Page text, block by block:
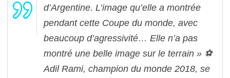
d’Argentine. L’image qu’elle a montrée
pendant cette Coupe du monde, avec
beaucoup d’agressivité… Elle n’a pas
montré une belle image sur le terrain » ⚽
Adil Rami, champion du monde 2018, se